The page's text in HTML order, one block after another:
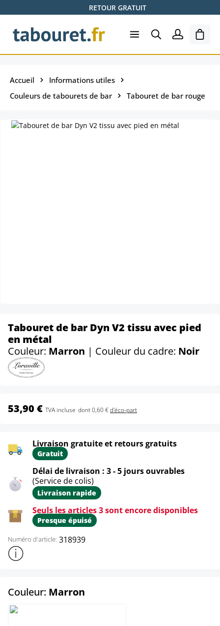
Passer au contenu principalRETOUR GRATUIT
Le
Accueil
Informations utiles
Couleurs de tabourets de bar
Tabouret de bar rouge
Tabouret de bar Dyn V2 tissu avec pied
en métal
Couleur: Marron | Couleur du cadre: Noir
53,90 € TVA incluse dont 0,60 €d'éco-part
Livraison gratuite et retours gratuits
Gratuit
Délai de livraison : 3 - 5 jours ouvrables
(Service de colis)
Livraison rapide
Seuls les articles 3 sont encore disponibles
Presque épuisé
Numéro d'article: 318939
Afficher plus d'informations sur le produit
Couleur: Marron